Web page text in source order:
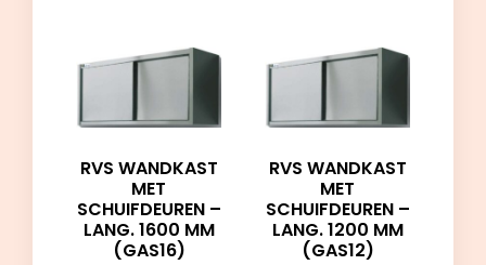
RVS WANDKAST
MET
SCHUIFDEUREN –
LANG. 1600 MM
(GAS16)
RVS WANDKAST
MET
SCHUIFDEUREN –
LANG. 1200 MM
(GAS12)